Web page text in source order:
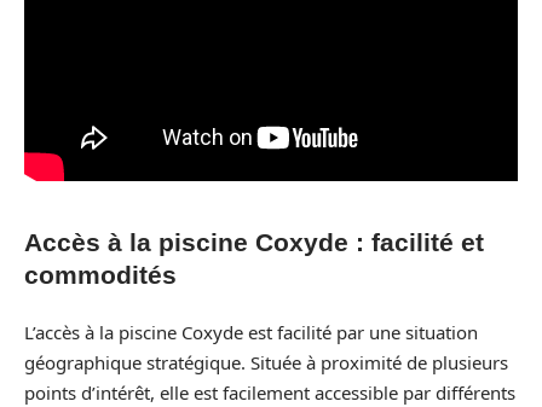
Accès à la piscine Coxyde : facilité et
commodités
L’accès à la piscine Coxyde est facilité par une situation
géographique stratégique. Située à proximité de plusieurs
points d’intérêt, elle est facilement accessible par différents